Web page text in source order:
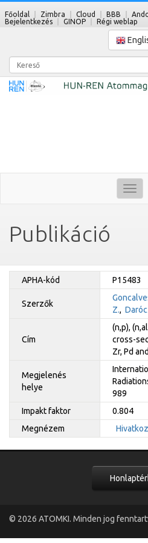
Főoldal Zimbra Cloud BBB
Bejelentkezés
GINOP Régi weblap
Kereső
Publikáció
APHA-kód P15483
Szerzők
Z.,
Cím
(n,p),
cross-
Zr, Pd
Megjelenés
helye
989
Impakt faktor
0.804
Megnézem
© 2026 ATOMKI. Minden jog